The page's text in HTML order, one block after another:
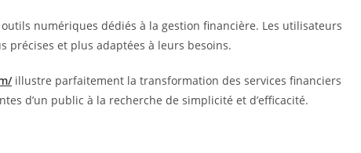
numériques dédiés à la gestion financière. Les utilisateurs
précises et plus adaptées à leurs besoins.
illustre parfaitement la transformation des services financiers
d’un public à la recherche de simplicité et d’efficacité.